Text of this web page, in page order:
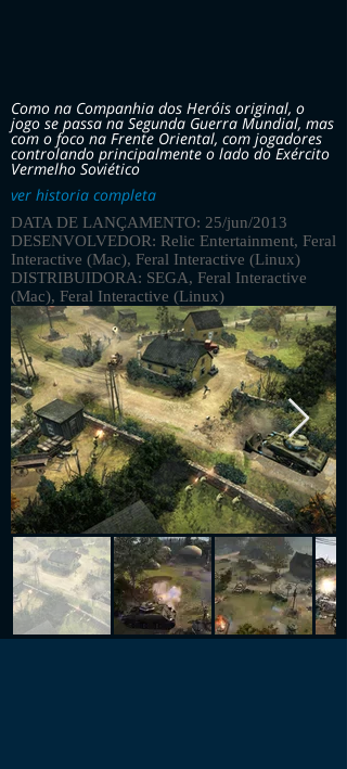
Como na Companhia dos Heróis original, o
jogo se passa na Segunda Guerra Mundial, mas
com o foco na Frente Oriental, com jogadores
controlando principalmente o lado do Exército
Vermelho Soviético
ver historia completa
DATA DE LANÇAMENTO: 25/jun/2013
DESENVOLVEDOR: Relic Entertainment, Feral
Interactive (Mac), Feral Interactive (Linux)
DISTRIBUIDORA: SEGA, Feral Interactive
(Mac), Feral Interactive (Linux)